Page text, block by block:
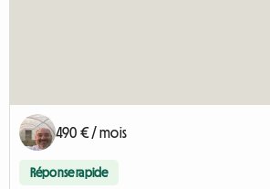
490 € / mois
Réponse rapide